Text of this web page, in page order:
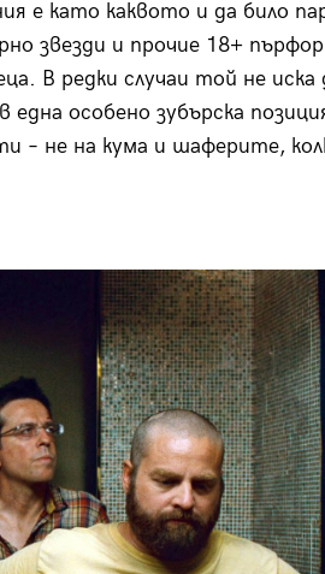
е като каквото и да било
звезди и прочие 18+
В редки случаи той не иска
особено зубърска
– не на кума и шаферите,